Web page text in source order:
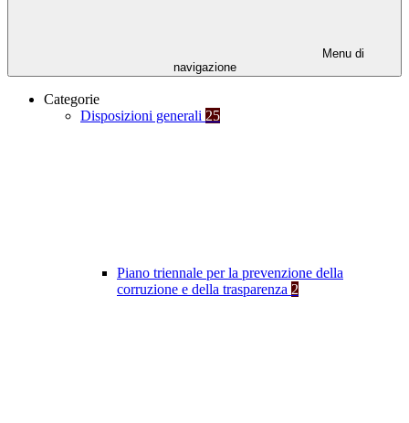
Menu di
navigazione
Categorie
Disposizioni generali 25
Piano triennale per la prevenzione della
corruzione e della trasparenza 2